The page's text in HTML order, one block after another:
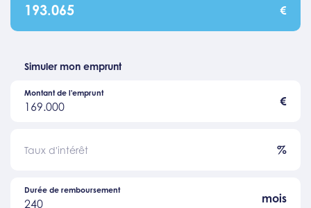
193.065 €
Simuler mon emprunt
169.000
Montant de l'emprunt
€
Taux d'intérêt %
240
Durée de remboursement
mois